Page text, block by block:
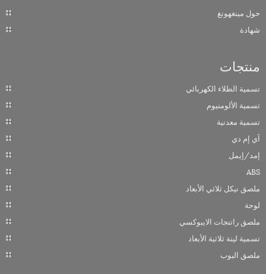
حول مينغهونغ
شهادة
منتجات
تسمية الطلاء الكهربائي
تسمية الألومنيوم
تسمية معدنية
آي إم دي
إمد/إيمل
ABS
ملصق نيكل ثلاثي الأبعاد
لوحة
ملصق راتنجات الايبوكسي
تسمية لينة ثلاثية الأبعاد
ملصق البوب